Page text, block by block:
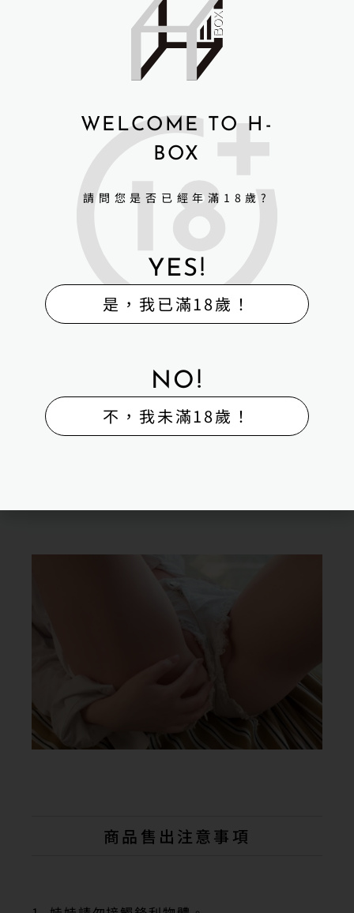
無釘站立+2500元
商品售出注意事項
WELCOME TO H-
BOX
請問您是否已經年滿18歲?
YES!
是，我已滿18歲！
NO!
不，我未滿18歲！